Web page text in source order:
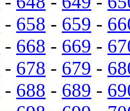
- 658 - 659 -
- 668 - 669 -
- 678 - 679 -
- 688 - 689 -